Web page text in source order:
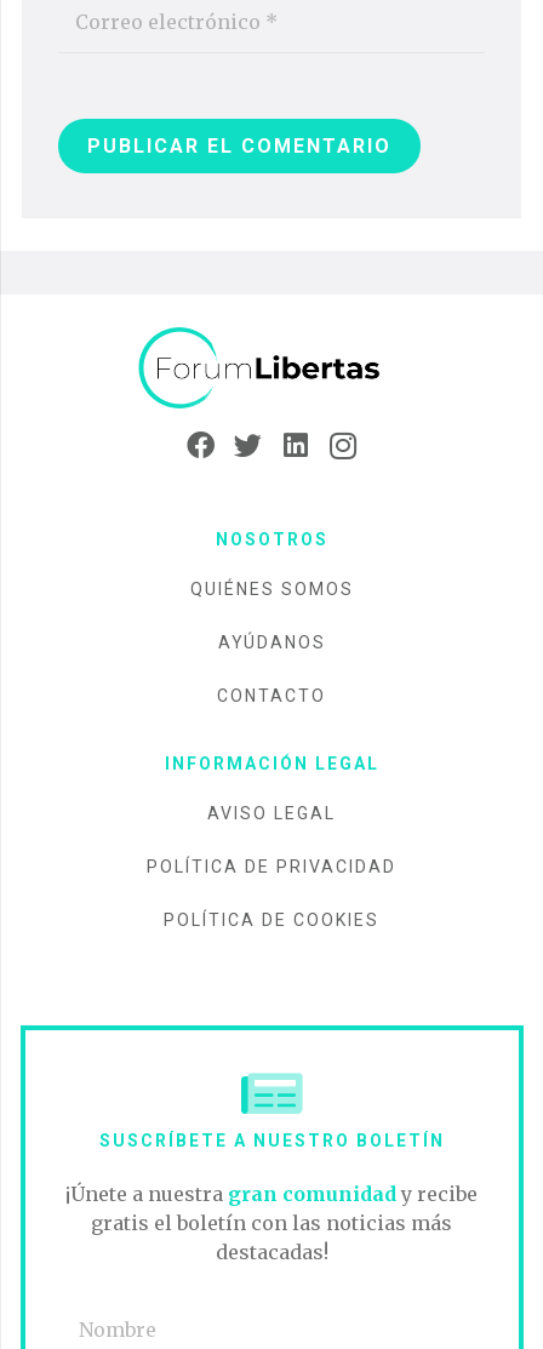
PUBLICAR EL COMENTARIO
NOSOTROS
QUIÉNES SOMOS
AYÚDANOS
CONTACTO
INFORMACIÓN LEGAL
AVISO LEGAL
POLÍTICA DE PRIVACIDAD
POLÍTICA DE COOKIES
SUSCRÍBETE A NUESTRO BOLETÍN
¡Únete a nuestra gran comunidady recibe
gratis el boletín con las noticias más
destacadas!